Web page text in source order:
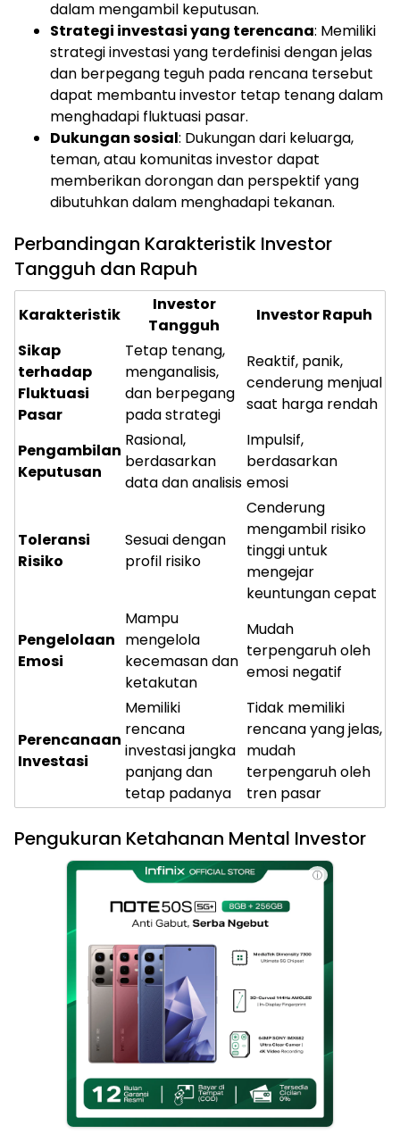
dalam mengambil keputusan.
Strategi investasi yang terencana: Memiliki
strategi investasi yang terdefinisi dengan jelas
dan berpegang teguh pada rencana tersebut
dapat membantu investor tetap tenang dalam
menghadapi fluktuasi pasar.
Dukungan sosial: Dukungan dari keluarga,
teman, atau komunitas investor dapat
memberikan dorongan dan perspektif yang
dibutuhkan dalam menghadapi tekanan.
Perbandingan Karakteristik Investor
Tangguh dan Rapuh
Karakteristik
Investor
Tangguh
Investor Rapuh
Sikap
terhadap
Fluktuasi
Pasar
Tetap tenang,
menganalisis,
dan berpegang
pada strategi
Reaktif, panik,
cenderung menjual
saat harga rendah
Pengambilan
Keputusan
Rasional,
berdasarkan
data dan analisis
Impulsif,
berdasarkan
emosi
Toleransi
Risiko
Sesuai dengan
profil risiko
Cenderung
mengambil risiko
tinggi untuk
mengejar
keuntungan cepat
Pengelolaan
Emosi
Mampu
mengelola
kecemasan dan
ketakutan
Mudah
terpengaruh oleh
emosi negatif
Perencanaan
Investasi
Memiliki
rencana
investasi jangka
panjang dan
tetap padanya
Tidak memiliki
rencana yang jelas,
mudah
terpengaruh oleh
tren pasar
Pengukuran Ketahanan Mental Investor
ⓘ